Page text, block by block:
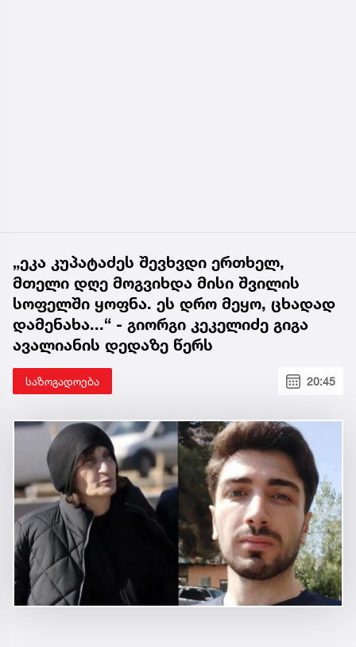
„ეკა კუპატაძეს შევხვდი ერთხელ,
მთელი დღე მოგვიხდა მისი შვილის
სოფელში ყოფნა. ეს დრო მეყო, ცხადად
დამენახა...“ - გიორგი კეკელიძე გიგა
ავალიანის დედაზე წერს
საზოგადოება 20:45